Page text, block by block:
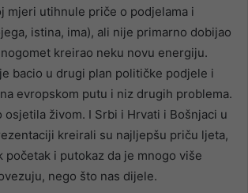
mjeri utihnule priče o podjelama i
istina, ima), ali nije primarno dobijao
kreirao neku novu energiju.
bacio u drugi plan političke podjele i
evropskom putu i niz drugih problema.
osjetila živom. I Srbi i Hrvati i Bošnjaci u
kreirali su najljepšu priču ljeta,
početak i putokaz da je mnogo više
nego što nas dijele.